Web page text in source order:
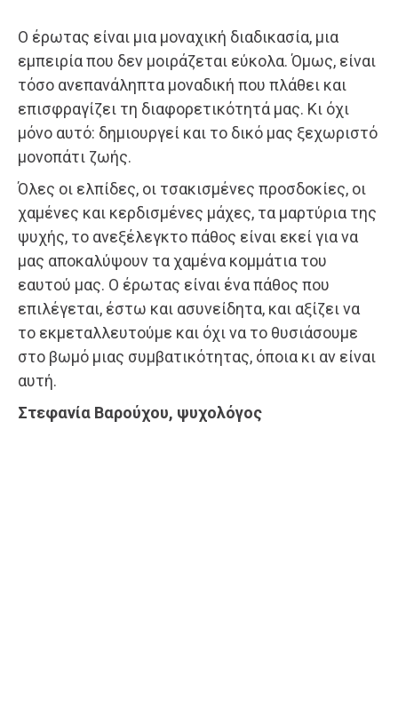
Ο έρωτας είναι μια μοναχική διαδικασία, μια
εμπειρία που δεν μοιράζεται εύκολα. Όμως, είναι
τόσο ανεπανάληπτα μοναδική που πλάθει και
επισφραγίζει τη διαφορετικότητά μας. Κι όχι
μόνο αυτό: δημιουργεί και το δικό μας ξεχωριστό
μονοπάτι ζωής.
Όλες οι ελπίδες, οι τσακισμένες προσδοκίες, οι
χαμένες και κερδισμένες μάχες, τα μαρτύρια της
ψυχής, το ανεξέλεγκτο πάθος είναι εκεί για να
μας αποκαλύψουν τα χαμένα κομμάτια του
εαυτού μας. Ο έρωτας είναι ένα πάθος που
επιλέγεται, έστω και ασυνείδητα, και αξίζει να
το εκμεταλλευτούμε και όχι να το θυσιάσουμε
στο βωμό μιας συμβατικότητας, όποια κι αν είναι
αυτή.
Στεφανία Βαρούχου, ψυχολόγος